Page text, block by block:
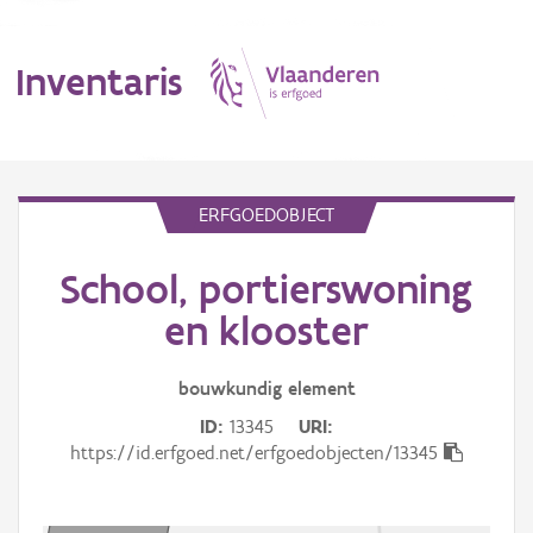
Inventaris
Erfgoedobject
ERFGOEDOBJECT
School, portierswoning
en klooster
bouwkundig element
ID 13345
URI
https://id.erfgoed.net/erfgoedobjecten/13345